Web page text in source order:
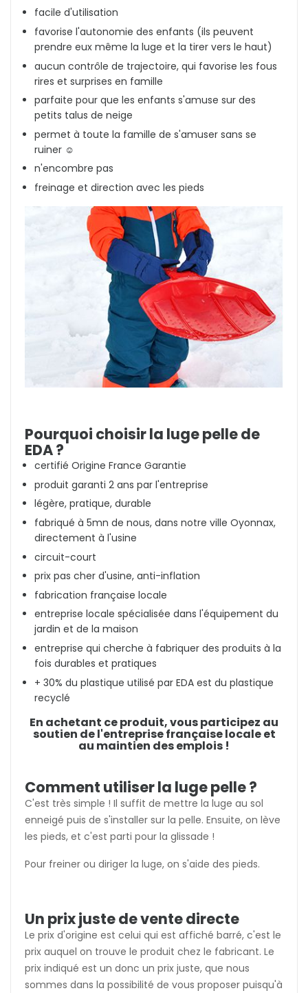
facile d'utilisation
favorise l'autonomie des enfants (ils peuvent
prendre eux même la luge et la tirer vers le haut)
aucun contrôle de trajectoire, qui favorise les fous
rires et surprises en famille
parfaite pour que les enfants s'amuse sur des
petits talus de neige
permet à toute la famille de s'amuser sans se
ruiner ☺️
n'encombre pas
freinage et direction avec les pieds
Pourquoi choisir la luge pelle de
EDA ?
certifié Origine France Garantie
produit garanti 2 ans par l'entreprise
légère, pratique, durable
fabriqué à 5mn de nous, dans notre ville Oyonnax,
directement à l'usine
circuit-court
prix pas cher d'usine, anti-inflation
fabrication française locale
entreprise locale spécialisée dans l'équipement du
jardin et de la maison
entreprise qui cherche à fabriquer des produits à la
fois durables et pratiques
+ 30% du plastique utilisé par EDA est du plastique
recyclé
En achetant ce produit, vous participez au
soutien de l'entreprise française locale et
au maintien des emplois !
Comment utiliser la luge pelle ?
C'est très simple ! Il suffit de mettre la luge au sol
enneigé puis de s'installer sur la pelle. Ensuite, on lève
les pieds, et c'est parti pour la glissade !
Pour freiner ou diriger la luge, on s'aide des pieds.
Un prix juste de vente directe
Le prix d'origine est celui qui est affiché barré, c'est le
prix auquel on trouve le produit chez le fabricant. Le
prix indiqué est un donc un prix juste, que nous
sommes dans la possibilité de vous proposer puisqu'à